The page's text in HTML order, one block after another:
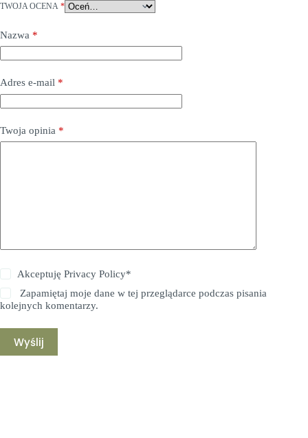
TWOJA OCENA *
Nazwa *
Adres e-mail *
Twoja opinia *
AkceptujęPrivacy Policy*
Zapamiętaj moje dane w tej przeglądarce podczas pisania
kolejnych komentarzy.
Wyślij